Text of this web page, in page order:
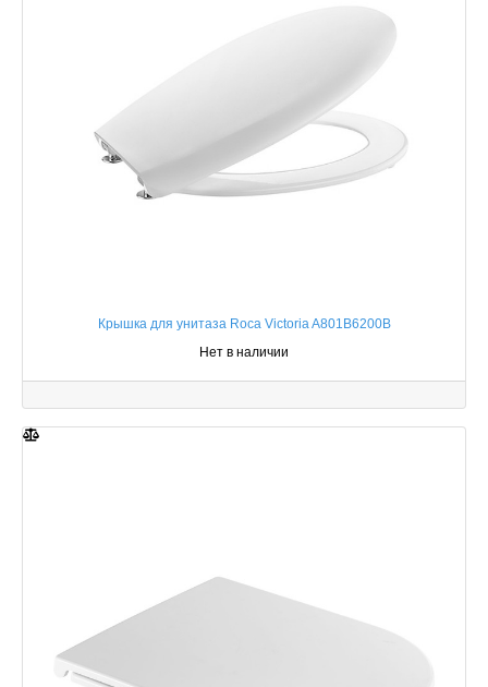
Крышка для унитаза Roca Victoria A801B6200B
Нет в наличии